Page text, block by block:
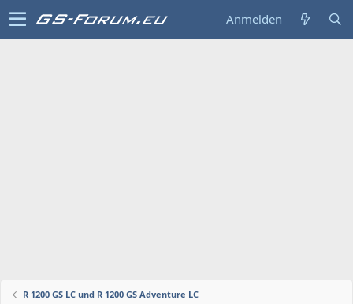
Anmelden
R 1200 GS LC und R 1200 GS Adventure LC